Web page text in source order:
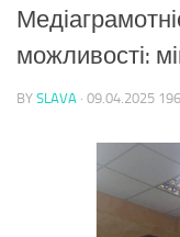
можливості:
BY SLAVA · 09.04.2025